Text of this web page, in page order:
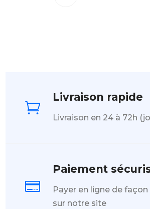

Livraison rapide
Livraison en 24 à 72h

Paiement
Payer en ligne de
sur notre site